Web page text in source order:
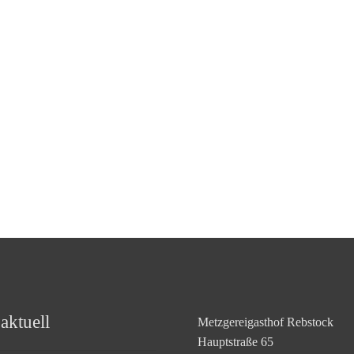
Metzgereigasthof Rebstock
Hauptstraße 65